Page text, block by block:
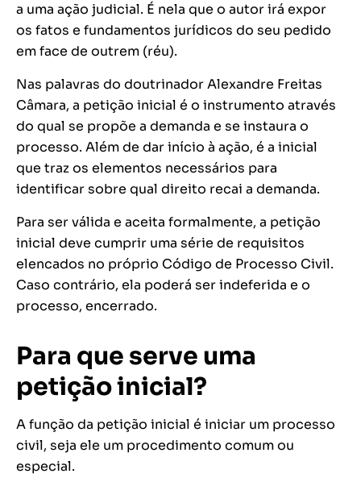
a uma ação judicial. É nela que o autor irá expor
os fatos e fundamentos jurídicos do seu pedido
em face de outrem (réu).
Nas palavras do doutrinador Alexandre Freitas
Câmara, a petição inicial é o instrumento através
do qual se propõe a demanda e se instaura o
processo. Além de dar início à ação, é a inicial
que traz os elementos necessários para
identificar sobre qual direito recai a demanda.
Para ser válida e aceita formalmente, a petição
inicial deve cumprir uma série de requisitos
elencados no próprio Código de Processo Civil.
Caso contrário, ela poderá ser indeferida e o
processo, encerrado.
Para que serve uma
petição inicial?
A função da petição inicial é iniciar um processo
civil, seja ele um procedimento comum ou
especial.